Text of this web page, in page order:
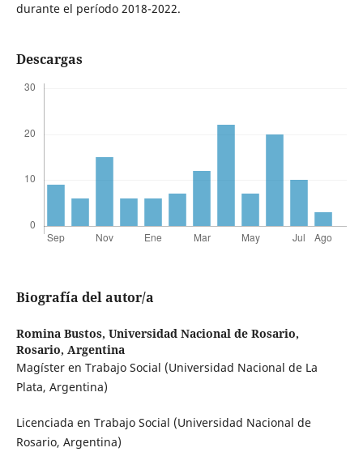
durante el período 2018-2022.
Descargas
Biografía del autor/a
Romina Bustos, Universidad Nacional de Rosario,
Rosario, Argentina
Magíster en Trabajo Social (Universidad Nacional de La
Plata, Argentina)
Licenciada en Trabajo Social (Universidad Nacional de
Rosario, Argentina)